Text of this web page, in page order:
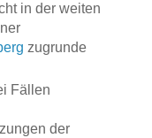
in der weiten
zugrunde
Fällen
der